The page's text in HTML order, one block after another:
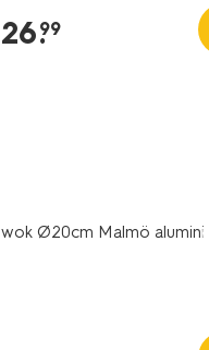
26.
99
wok Ø20cm Malmö